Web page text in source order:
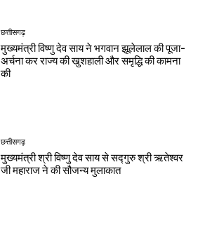
छत्तीसगढ़
मुख्यमंत्री विष्णु देव साय ने भगवान झूलेलाल की पूजा-
अर्चना कर राज्य की खुशहाली और समृद्धि की कामना
की
छत्तीसगढ़
मुख्यमंत्री श्री विष्णु देव साय से सद्गुरु श्री ऋतेश्वर
जी महाराज ने की सौजन्य मुलाकात